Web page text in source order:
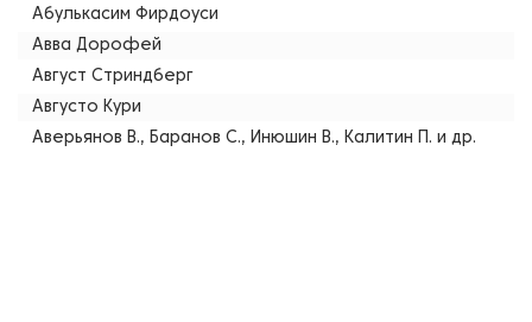
Абулькасим Фирдоуси
Авва Дорофей
Август Стриндберг
Августо Кури
Аверьянов В., Баранов С., Инюшин В., Калитин П. и др.